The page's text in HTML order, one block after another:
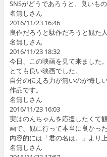
SNSがどうであろうと、良いも
名無しさん
2016/11/23 16:46
良作だろうと駄作だろうと観た
名無しさん
2016/11/23 18:32
今日、この映画を見て来ました。
とても良い映画でした。
自分の伝える力が無いのが悔し
作品です。
名無しさん
2016/11/23 16:03
実はのんちゃんを応援したくて
画で、観に行って本当に良かった
内容的には「君の名は。」より
名無しさん